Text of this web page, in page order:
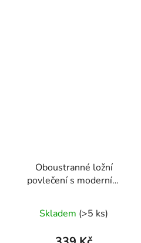
Oboustranné ložní
povlečení s moderním
70 × 90 cm
Skladem (>5 ks)